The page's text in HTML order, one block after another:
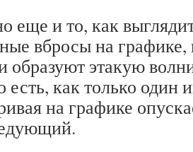
еще и то, как
вбросы на графике,
образуют этакую
есть, как только один
на графике